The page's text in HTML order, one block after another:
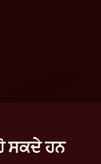
ਸਕਦੇ ਹਨ